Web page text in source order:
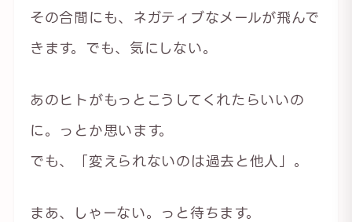
その合間にも、ネガティブなメールが飛んで
きます。でも、気にしない。
あのヒトがもっとこうしてくれたらいいの
に。っとか思います。
でも、「変えられないのは過去と他人」。
まあ、しゃーない。っと待ちます。